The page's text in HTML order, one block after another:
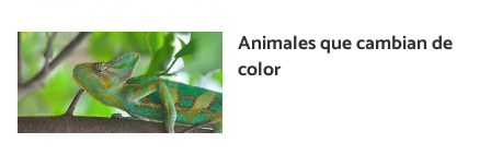
Animales que cambian de
color